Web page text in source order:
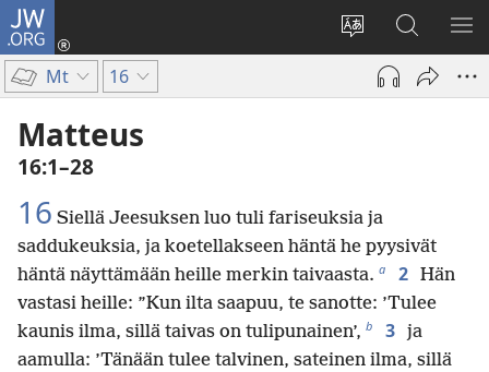
JW.ORG
Vaihda
sivuston
kieli
Kirjaudu
(avaa
ikkunan)
Hae
JW.ORG-
sivustolta
Mt 16
Matteus
16:1–28
16 Siellä Jeesuksen luo tuli fariseuksia ja
saddukeuksia, ja koetellakseen häntä he pyysivät
häntä näyttämään heille merkin taivaasta. a 2 Hän
vastasi heille: ”Kun ilta saapuu, te sanotte: ’Tulee
kaunis ilma, sillä taivas on tulipunainen’, b 3 ja
aamulla: ’Tänään tulee talvinen, sateinen ilma, sillä